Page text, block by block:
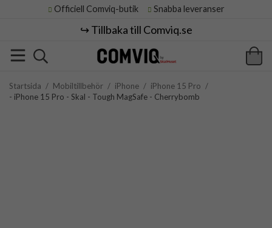
Officiell Comviq-butik Snabba leveranser
↪️ Tillbaka till Comviq.se
Startsida / Mobiltillbehör / iPhone / iPhone 15 Pro /
- iPhone 15 Pro - Skal - Tough MagSafe - Cherrybomb